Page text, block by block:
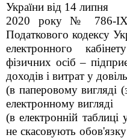
України від 14 липня
2020 року № 786-IX
Податкового кодексу
електронного
фізичних осіб –
доходів і витрат у
(в паперовому вигляді
електронному вигляді
(в електронній
не скасовують